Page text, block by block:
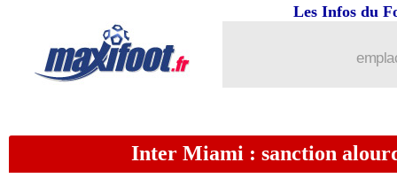
Les Infos du
Inter Miami : sanction
: Adli va tripler son salaire
09/09 Cluj: Marcus Coco signe en
Rennes: Alemdar et Yildirim vers